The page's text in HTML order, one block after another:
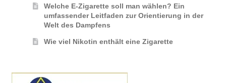
Welche E-Zigarette soll man wählen? Ein
umfassender Leitfaden zur Orientierung in der
Welt des Dampfens
Wie viel Nikotin enthält eine Zigarette